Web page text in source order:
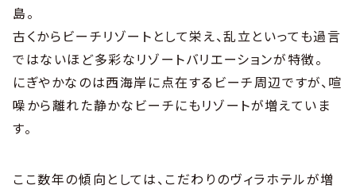
島。
古くからビーチリゾートとして栄え、乱立といっても過言
ではないほど多彩なリゾートバリエーションが特徴。
にぎやかなのは西海岸に点在するビーチ周辺ですが、喧
噪から離れた静かなビーチにもリゾートが増えていま
す。
ここ数年の傾向としては、こだわりのヴィラホテルが増